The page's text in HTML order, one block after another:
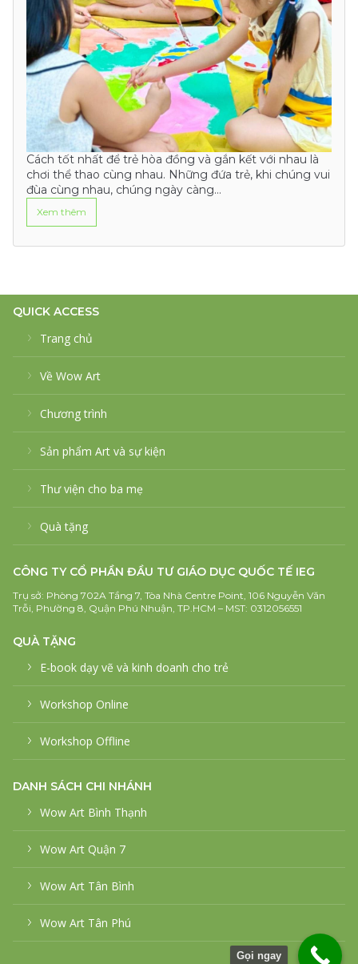
Cách tốt nhất để trẻ hòa đồng và gắn kết với nhau là
chơi thể thao cùng nhau. Những đứa trẻ, khi chúng vui
đùa cùng nhau, chúng ngày càng…
Xem thêm
QUICK ACCESS
Trang chủ
Về Wow Art
Chương trình
Sản phẩm Art và sự kiện
Thư viện cho ba mẹ
Quà tặng
CÔNG TY CỔ PHẦN ĐẦU TƯ GIÁO DỤC QUỐC TẾ IEG
Trụ sở: Phòng 702A Tầng 7, Tòa Nhà Centre Point, 106 Nguyễn Văn
Trỗi, Phường 8, Quận Phú Nhuận, TP.HCM – MST: 0312056551
QUÀ TẶNG
E-book dạy vẽ và kinh doanh cho trẻ
Workshop Online
Workshop Offline
DANH SÁCH CHI NHÁNH
Wow Art Bình Thạnh
Wow Art Quận 7
Wow Art Tân Bình
Wow Art Tân Phú
Gọi ngay